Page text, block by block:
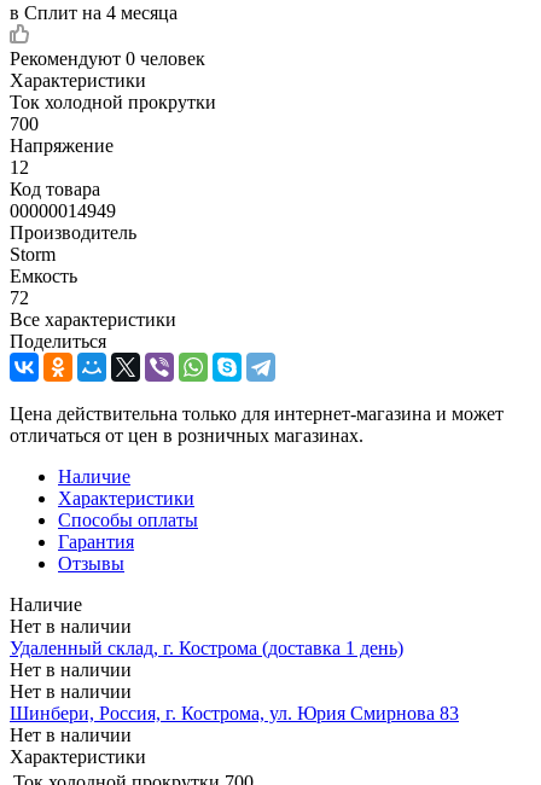
в Сплит на 4 месяца
Рекомендуют 0 человек
Характеристики
Ток холодной прокрутки
700
Напряжение
12
Код товара
00000014949
Производитель
Storm
Емкость
72
Все характеристики
Поделиться
Цена действительна только для интернет-магазина и может
отличаться от цен в розничных магазинах.
Наличие
Характеристики
Способы оплаты
Гарантия
Отзывы
Наличие
Нет в наличии
Удаленный склад, г. Кострома (доставка 1 день)
Нет в наличии
Нет в наличии
Шинбери, Россия, г. Кострома, ул. Юрия Смирнова 83
Нет в наличии
Характеристики